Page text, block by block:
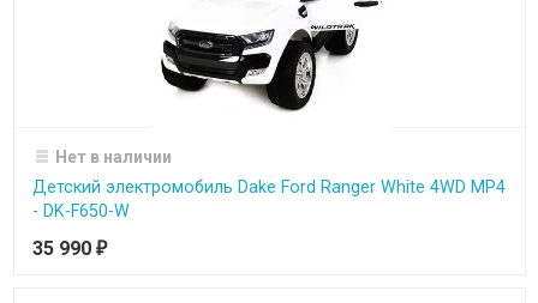
Нет в наличии
Детский электромобиль Dake Ford Ranger White 4WD MP4
- DK-F650-W
35 990 ₽